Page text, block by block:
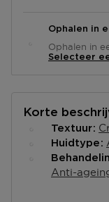
Ophalen in
Ophalen in
Selecteer
Korte
Textuur
Huidtype
Anti-